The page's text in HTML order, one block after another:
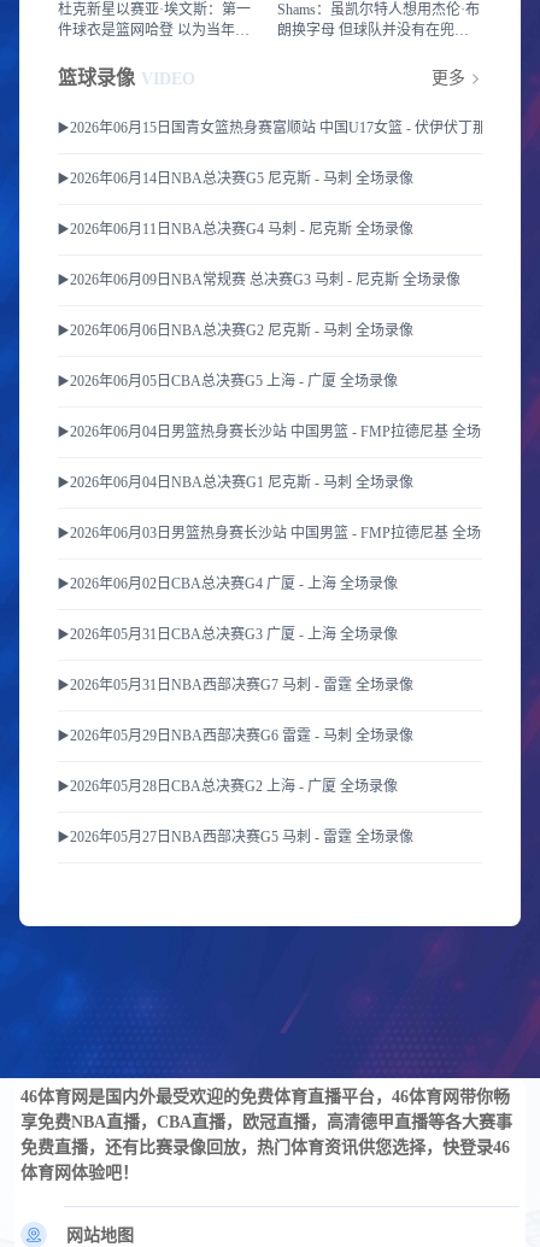
杜克新星以赛亚·埃文斯：第一
件球衣是篮网哈登 以为当年要
Shams：虽凯尔特人想用杰伦·布
朗换字母 但球队并没有在兜售
篮球录像 VIDEO 更多
▶️2026年06月15日国青女篮热身赛富顺站 中国U17女篮 - 伏伊伏丁那女篮 全
▶️2026年06月14日NBA总决赛G5 尼克斯 - 马刺 全场录像
▶️2026年06月11日NBA总决赛G4 马刺 - 尼克斯 全场录像
▶️2026年06月09日NBA常规赛 总决赛G3 马刺 - 尼克斯 全场录像
▶️2026年06月06日NBA总决赛G2 尼克斯 - 马刺 全场录像
▶️2026年06月05日CBA总决赛G5 上海 - 广厦 全场录像
▶️2026年06月04日男篮热身赛长沙站 中国男篮 - FMP拉德尼基 全场录像
▶️2026年06月04日NBA总决赛G1 尼克斯 - 马刺 全场录像
▶️2026年06月03日男篮热身赛长沙站 中国男篮 - FMP拉德尼基 全场录像
▶️2026年06月02日CBA总决赛G4 广厦 - 上海 全场录像
▶️2026年05月31日CBA总决赛G3 广厦 - 上海 全场录像
▶️2026年05月31日NBA西部决赛G7 马刺 - 雷霆 全场录像
▶️2026年05月29日NBA西部决赛G6 雷霆 - 马刺 全场录像
▶️2026年05月28日CBA总决赛G2 上海 - 广厦 全场录像
▶️2026年05月27日NBA西部决赛G5 马刺 - 雷霆 全场录像
46体育网是国内外最受欢迎的免费体育直播平台，46体育网带你畅
享免费NBA直播，CBA直播，欧冠直播，高清德甲直播等各大赛事
免费直播，还有比赛录像回放，热门体育资讯供您选择，快登录46
体育网体验吧！
网站地图